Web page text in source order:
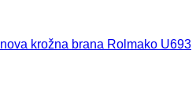
nova krožna brana Rolmako U693